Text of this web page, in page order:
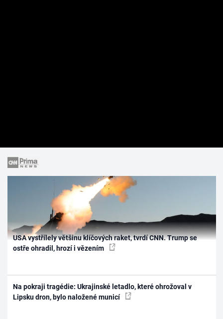
USA vystřílely většinu klíčových raket, tvrdí CNN. Trump se
ostře ohradil, hrozí i vězením
Na pokraji tragédie: Ukrajinské letadlo, které ohrožoval v
Lipsku dron, bylo naložené municí